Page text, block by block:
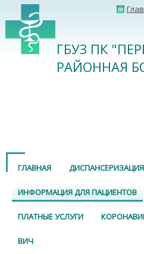
ГБУЗ ПК
РАЙОННАЯ
ГЛАВНАЯ ДИСПАНСЕРИЗАЦИЯ
ИНФОРМАЦИЯ ДЛЯ ПАЦИЕНТОВ
ПЛАТНЫЕ УСЛУГИ
ВИЧ